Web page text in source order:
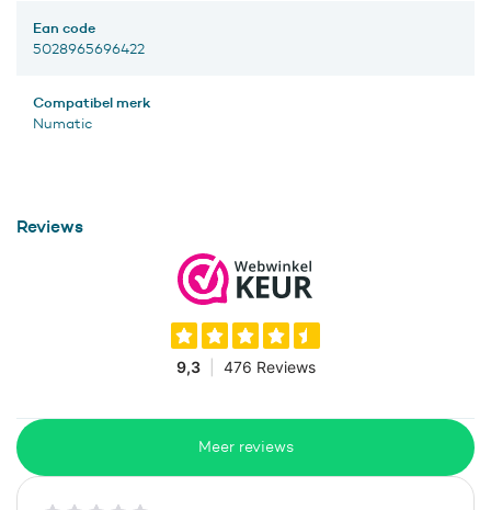
Ean code
5028965696422
Compatibel merk
Numatic
Reviews
Meer reviews